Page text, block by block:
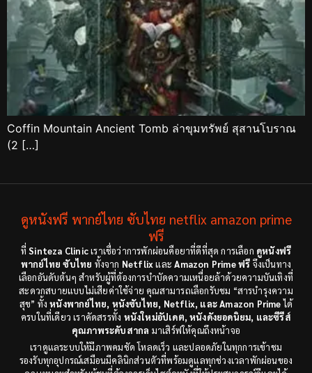
Coffin Mountain Ancient Tomb ล่าขุมทรัพย์ สุสานโบราณ
(2 […]
ดูหนังฟรี พากย์ไทย ซับไทย netflix amazon prime
ฟรี
ที่Sinteza Clinicเราเชื่อว่าการพักผ่อนคือยาที่ดีที่สุด การเลือก ดูหนังฟรี
พากย์ไทย ซับไทย ทั้งจาก NetflixและAmazon Prime ฟรี จึงเป็นทาง
เลือกอันดับต้นๆ สำหรับผู้ที่ต้องการบำบัดความเหนื่อยล้าด้วยความบันเทิงที่
สะดวกสบายแบบไม่เสียค่าใช้จ่าย คุณสามารถเลือกรับชม “สารบำรุงความ
สุข” ทั้งหนังพากย์ไทย, หนังซับไทย, Netflix, และ Amazon Primeได้
ครบในที่เดียว เราคัดสรรทั้ง หนังใหม่อัปเดต, หนังดังยอดนิยม, และซีรีส์
คุณภาพระดับสากล มาเสิร์ฟให้คุณถึงหน้าจอ
เราดูแลระบบให้มีภาพคมชัด โหลดเร็ว และปลอดภัยในทุกการเข้าชม
รองรับทุกอุปกรณ์เสมือนมีคลินิกส่วนตัวที่พร้อมดูแลทุกช่วงเวลาพักผ่อนของ